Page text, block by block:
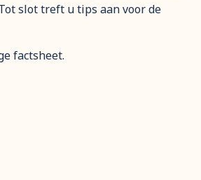
slot treft u tips aan voor de
factsheet.